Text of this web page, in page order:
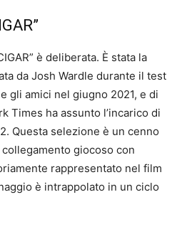
è deliberata. È stata la
da Josh Wardle durante il test
gli amici nel giugno 2021, e di
Times ha assunto l’incarico di
Questa selezione è un cenno
giocoso con
rappresentato nel film
è intrappolato in un ciclo